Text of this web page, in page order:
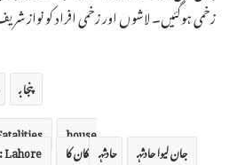
زخمی ہوگئیں۔ لاشوں اور زخمی افراد کو نواز
پنجاب
house
Lahore جان لیوا حادثہ حادثہ مکان کا